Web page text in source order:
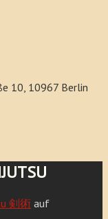
10, 10967 Berlin
剣術 auf